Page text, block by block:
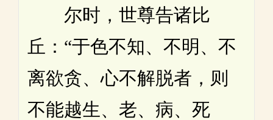
尔时，世尊告诸比
丘：“于色不知、不明、不
离欲贪、心不解脱者，则
不能越生、老、病、死